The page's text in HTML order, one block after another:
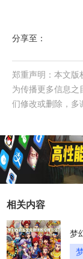
分享至：
郑重声明：本文版
为传播更多信息之
们修改或删除，多
相关内容
梦